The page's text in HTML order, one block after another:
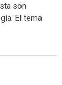
son
El tema